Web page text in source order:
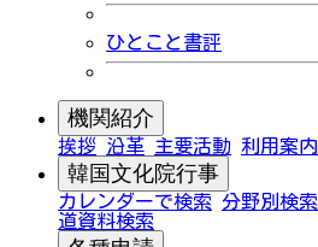
ひとこと書評
機関紹介
挨拶 沿革 主要活動 利用案内
韓国文化院行事
カレンダーで検索 分野別検索
道資料検索